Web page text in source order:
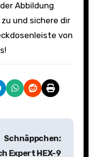
Abbildung
und sichere dir
von
Schnäppchen:
Expert HEX-9